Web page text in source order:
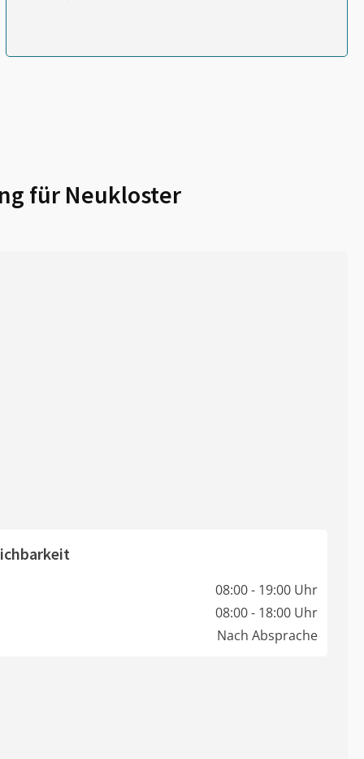
für Neukloster
08:00 - 19:00 Uhr
08:00 - 18:00 Uhr
Nach Absprache